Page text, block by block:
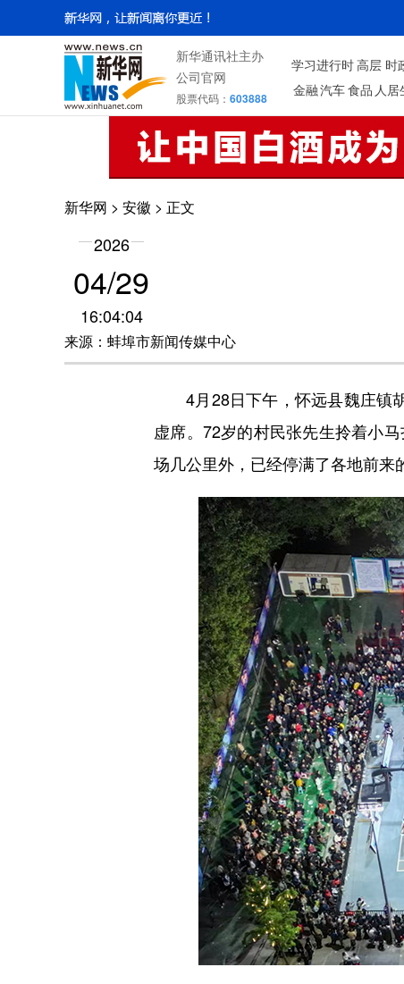
新华通讯社主办
公司官网
股票代码： 603888
学习进行时高层 时
金融汽车食品 人居
新华网 > 安徽 > 正文
2026
04/29
16:04:04
来源：蚌埠市新闻传媒中心
4月28日下午，怀远县魏庄镇胡
虚席。72岁的村民张先生拎着小
场几公里外，已经停满了各地前来